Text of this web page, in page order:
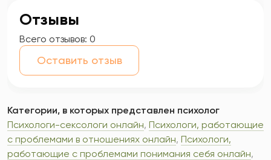
Отзывы
Всего отзывов: 0
Оставить отзыв
Категории, в которых представлен психолог
Психологи-сексологи онлайн, Психологи, работающие
с проблемами в отношениях онлайн, Психологи,
работающие с проблемами понимания себя онлайн,